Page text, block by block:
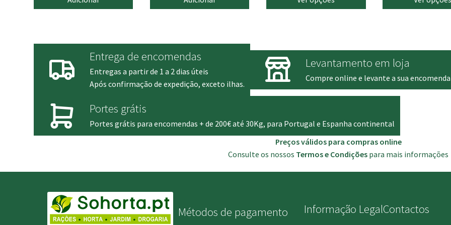
original atual
Entrega de encomendas
Entregas a partir de 1 a 2 dias úteis
Após confirmação de expedição, exceto ilhas.
Levantamento em loja
Compre online e levante a sua
Portes grátis
Portes grátis para encomendas + de 200€ até 30Kg, para Portugal e Espanha continental
Preços válidos para compras online
Consulte os nossos Termos e Condições para mais informações
Métodos de pagamento Informação LegalContactos